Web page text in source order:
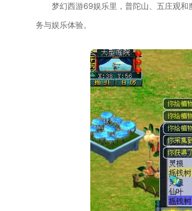
梦幻西游69娱乐里，普陀山、五庄观
务与娱乐体验。